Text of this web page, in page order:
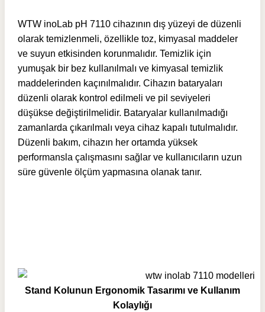
WTW inoLab pH 7110 cihazının dış yüzeyi de düzenli
olarak temizlenmeli, özellikle toz, kimyasal maddeler
ve suyun etkisinden korunmalıdır. Temizlik için
yumuşak bir bez kullanılmalı ve kimyasal temizlik
maddelerinden kaçınılmalıdır. Cihazın bataryaları
düzenli olarak kontrol edilmeli ve pil seviyeleri
düşükse değiştirilmelidir. Bataryalar kullanılmadığı
zamanlarda çıkarılmalı veya cihaz kapalı tutulmalıdır.
Düzenli bakım, cihazın her ortamda yüksek
performansla çalışmasını sağlar ve kullanıcıların uzun
süre güvenle ölçüm yapmasına olanak tanır.
Stand Kolunun Ergonomik Tasarımı ve Kullanım
Kolaylığı